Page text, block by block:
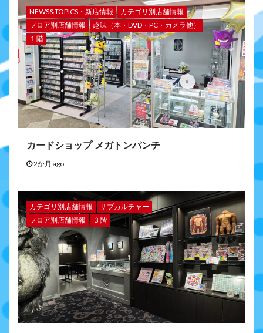
NEWS&TOPICS・新店情報
カテゴリ別店舗情報
フロア別店舗情報
趣味（本・DVD・PC・カメラ他）
１階
カードショップ メガトンパンチ
2か月 ago
カテゴリ別店舗情報
サブカルチャー
フロア別店舗情報
３階